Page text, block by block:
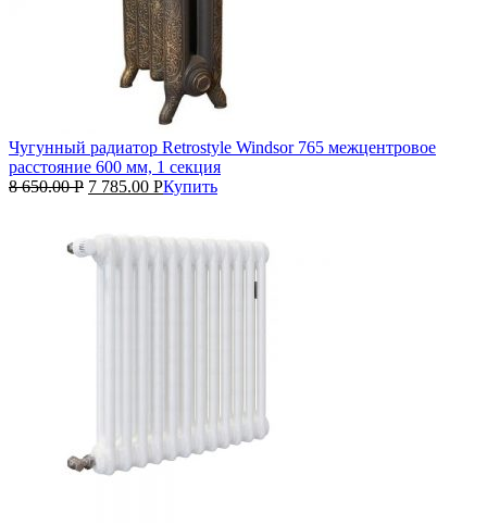
Чугунный радиатор Retrostyle Windsor 765 межцентровое
расстояние 600 мм, 1 секция
8 650.00Р 7 785.00 РКупить